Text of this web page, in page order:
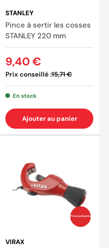
STANLEY
Pince à sertir les cosses
STANLEY 220 mm
Prix conseillé :15,71 €
9,40 €
En stock
Ajouter au panier
Prix coûtants
VIRAX